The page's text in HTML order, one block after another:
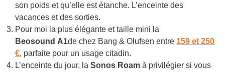
son poids et qu’elle est étanche. L’enceinte des
vacances et des sorties.
Pour moi la plus élégante et taille mini la
Beosound A1de chez Bang & Olufsen entre 159 et 250
€, parfaite pour un usage citadin.
L’enceinte du jour, laSonos Roam à privilégier si vous